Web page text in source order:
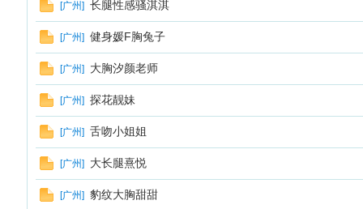
[广州] 长腿性感骚淇淇
[广州] 健身媛F胸兔子
[广州] 大胸汐颜老师
[广州] 探花靓妹
[广州] 舌吻小姐姐
[广州] 大长腿熹悦
[广州] 豹纹大胸甜甜